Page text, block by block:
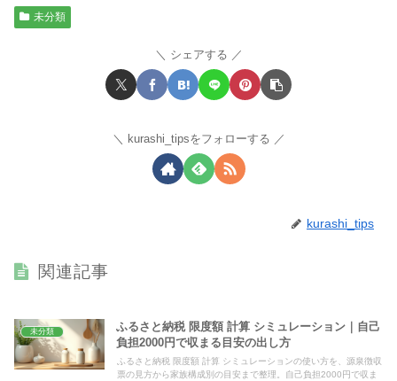
未分類
シェアする
kurashi_tipsをフォローする
kurashi_tips
関連記事
未分類
ふるさと納税 限度額 計算 シミュレーション｜自己
負担2000円で収まる目安の出し方
ふるさと納税 限度額 計算 シミュレーションの使い方を、源泉徴収
票の見方から家族構成別の目安まで整理。自己負担2000円で収ま